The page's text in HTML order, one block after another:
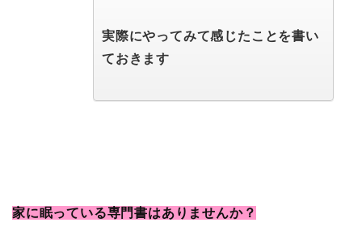
実際にやってみて感じたことを書い
ておきます
家に眠っている専門書はありませんか？